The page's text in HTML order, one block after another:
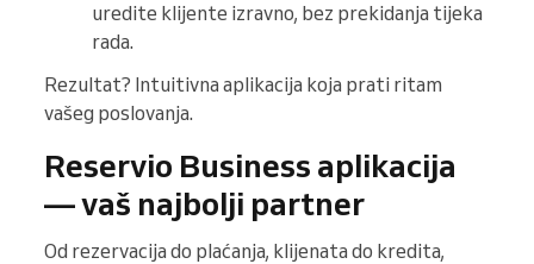
uredite klijente izravno, bez prekidanja tijeka
rada.
Rezultat? Intuitivna aplikacija koja prati ritam
vašeg poslovanja.
Reservio Business aplikacija
— vaš najbolji partner
Od rezervacija do plaćanja, klijenata do kredita,